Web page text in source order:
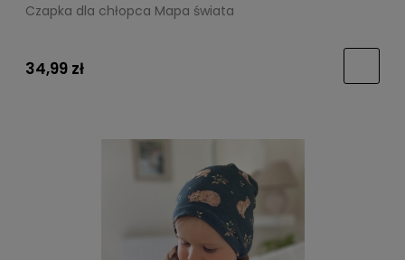
Czapka dla chłopca Mapa świata
34,99 zł